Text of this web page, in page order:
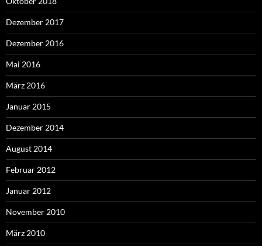
Dezember 2017
Dezember 2016
Mai 2016
März 2016
Januar 2015
Dezember 2014
August 2014
Februar 2012
Januar 2012
November 2010
März 2010